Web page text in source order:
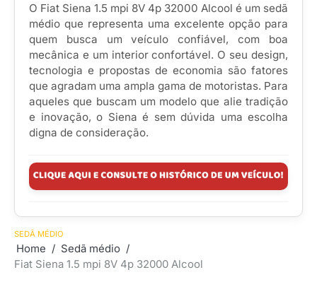
O Fiat Siena 1.5 mpi 8V 4p 32000 Alcool é um sedã
médio que representa uma excelente opção para
quem busca um veículo confiável, com boa
mecânica e um interior confortável. O seu design,
tecnologia e propostas de economia são fatores
que agradam uma ampla gama de motoristas. Para
aqueles que buscam um modelo que alie tradição
e inovação, o Siena é sem dúvida uma escolha
digna de consideração.
SEDÃ MÉDIO
Home
Sedã médio
Fiat Siena 1.5 mpi 8V 4p 32000 Alcool